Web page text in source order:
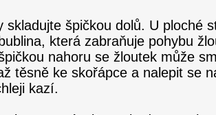
skladujte špičkou dolů. U ploché
která zabraňuje pohybu
nahoru se žloutek může
těsně ke skořápce a nalepit se
kazí.